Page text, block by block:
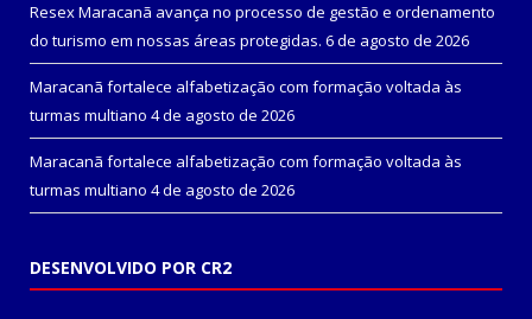
Resex Maracanã avança no processo de gestão e ordenamento
do turismo em nossas áreas protegidas. 6 de agosto de 2026
Maracanã fortalece alfabetização com formação voltada às
turmas multiano 4 de agosto de 2026
Maracanã fortalece alfabetização com formação voltada às
turmas multiano 4 de agosto de 2026
DESENVOLVIDO POR CR2